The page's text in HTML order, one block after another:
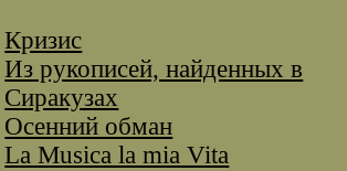
Кризис
Из рукописей, найденных в
Сиракузах
Осенний обман
La Musica la mia Vita